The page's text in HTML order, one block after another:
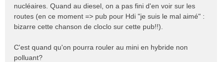
nucléaires. Quand au diesel, on a pas fini d'en voir sur les
routes (en ce moment => pub pour Hdi "je suis le mal aimé" :
bizarre cette chanson de cloclo sur cette pub!!).
C'est quand qu'on pourra rouler au mini en hybride non
polluant?